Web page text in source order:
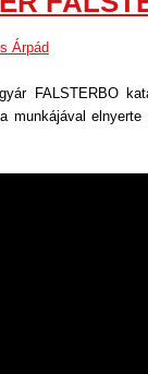
Árpád
FALSTERBO
munkájával